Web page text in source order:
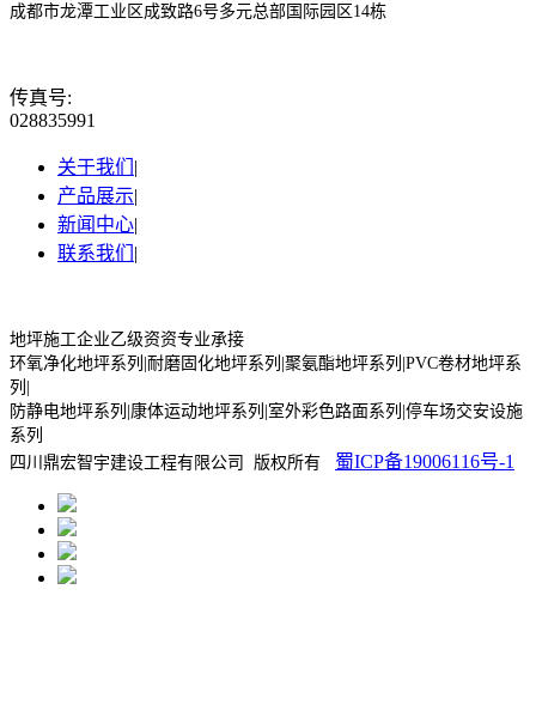
成都市龙潭工业区成致路6号多元总部国际园区14栋
传真号:
028835991
关于我们 |
产品展示|
新闻中心|
联系我们 |
地坪施工企业乙级资资专业承接
环氧净化地坪系列|耐磨固化地坪系列|聚氨酯地坪系列|PVC卷材地坪系
列|
防静电地坪系列|康体运动地坪系列|室外彩色路面系列|停车场交安设施
系列
四川鼎宏智宇建设工程有限公司 版权所有
蜀ICP备19006116号-1